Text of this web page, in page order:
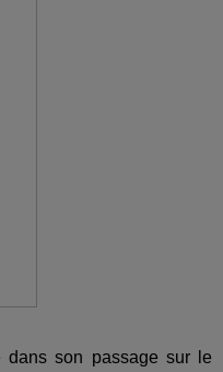
son passage sur le